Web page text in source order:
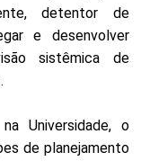
detentor de
e desenvolver
sistêmica de
Universidade, o
de planejamento